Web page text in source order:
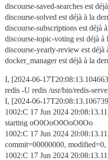
discourse-saved-searches est
discourse-solved est déjà à la
discourse-subscriptions est déjà
discourse-topic-voting est déjà
discourse-yearly-review est
docker_manager est déjà à la
I, [2024-06-17T20:08:13.104663
redis -U redis /usr/bin/redis-
I, [2024-06-17T20:08:13.106739
1002:C 17 Jun 2024
starting oO0OoO0OoO0Oo
1002:C 17 Jun 2024
commit=00000000, modified=0,
1002:C 17 Jun 2024